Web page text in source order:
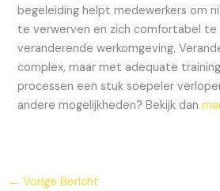
begeleiding helpt medewerkers om
te verwerven en zich comfortabel te
veranderende werkomgeving.
complex, maar met adequate
processen een stuk soepeler
andere mogelijkheden? Bekijk dan
← Vorige Bericht